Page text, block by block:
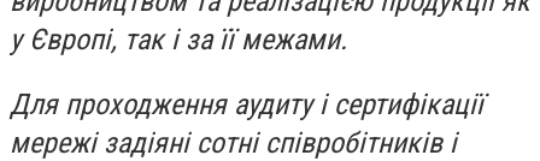
у Європі, так і за її межами.
Для проходження аудиту і сертифікації
мережі задіяні сотні співробітників і